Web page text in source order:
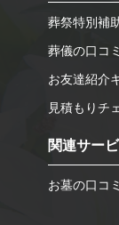
葬祭特別補
葬儀の口コ
お友達紹介
見積もりチ
関連サー
お墓の口コミ